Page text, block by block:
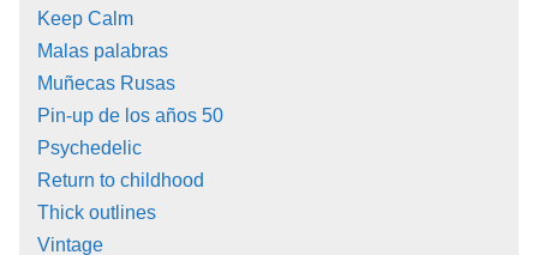
Keep Calm
Malas palabras
Muñecas Rusas
Pin-up de los años 50
Psychedelic
Return to childhood
Thick outlines
Vintage